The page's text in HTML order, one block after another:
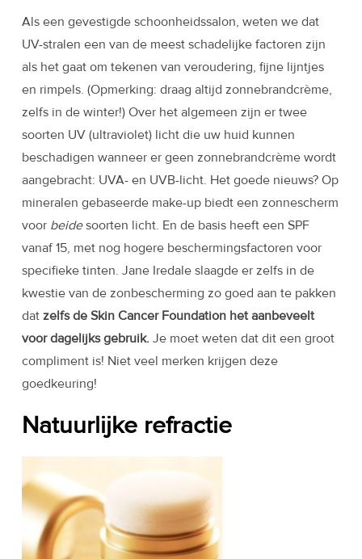
Als een gevestigde schoonheidssalon, weten we dat
UV-stralen een van de meest schadelijke factoren zijn
als het gaat om tekenen van veroudering, fijne lijntjes
en rimpels. (Opmerking: draag altijd zonnebrandcrème,
zelfs in de winter!) Over het algemeen zijn er twee
soorten UV (ultraviolet) licht die uw huid kunnen
beschadigen wanneer er geen zonnebrandcrème wordt
aangebracht: UVA- en UVB-licht. Het goede nieuws? Op
mineralen gebaseerde make-up biedt een zonnescherm
voor beidesoorten licht. En de basis heeft een SPF
vanaf 15, met nog hogere beschermingsfactoren voor
specifieke tinten. Jane Iredale slaagde er zelfs in de
kwestie van de zonbescherming zo goed aan te pakken
dat zelfs de Skin Cancer Foundation het aanbeveelt
voor dagelijks gebruik. Je moet weten dat dit een groot
compliment is! Niet veel merken krijgen deze
goedkeuring!
Natuurlijke refractie